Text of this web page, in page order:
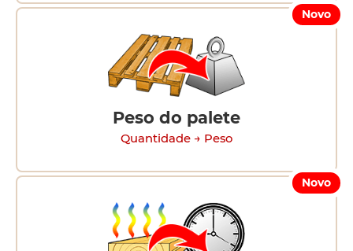
Novo
Peso do palete
Quantidade → Peso
Novo